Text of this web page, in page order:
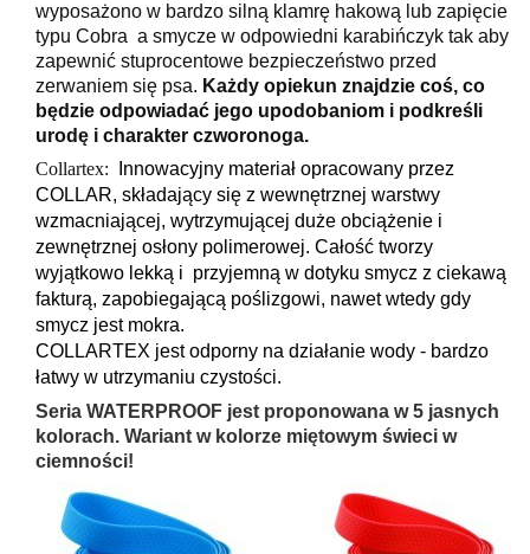
wyposażono w bardzo silną klamrę hakową lub zapięcie
typu Cobra a smycze w odpowiedni karabińczyk tak aby
zapewnić stuprocentowe bezpieczeństwo przed
zerwaniem się psa. Każdy opiekun znajdzie coś, co
będzie odpowiadać jego upodobaniom i podkreśli
urodę i charakter czworonoga.
Collartex:
Innowacyjny materiał opracowany przez
COLLAR, składający się z wewnętrznej warstwy
wzmacniającej, wytrzymującej duże obciążenie i
zewnętrznej osłony polimerowej. Całość tworzy
wyjątkowo lekką i przyjemną w dotyku smycz z ciekawą
fakturą, zapobiegającą poślizgowi, nawet wtedy gdy
smycz jest mokra.
COLLARTEX jest odporny na działanie wody - bardzo
łatwy w utrzymaniu czystości.
Seria WATERPROOF jest proponowana w 5 jasnych
kolorach. Wariant w kolorze miętowym świeci w
ciemności!